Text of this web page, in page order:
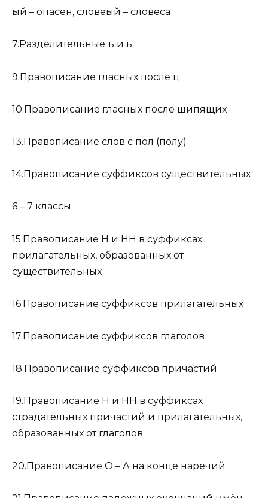
ый – опасен, словеый – словеса
7.Разделительные ъ и ь
9.Правописание гласных после ц
10.Правописание гласных после шипящих
13.Правописание слов с пол (полу)
14.Правописание суффиксов существительных
6 – 7 классы
15.Правописание Н и НН в суффиксах
прилагательных, образованных от
существительных
16.Правописание суффиксов прилагательных
17.Правописание суффиксов глаголов
18.Правописание суффиксов причастий
19.Правописание Н и НН в суффиксах
страдательных причастий и прилагательных,
образованных от глаголов
20.Правописание О – А на конце наречий